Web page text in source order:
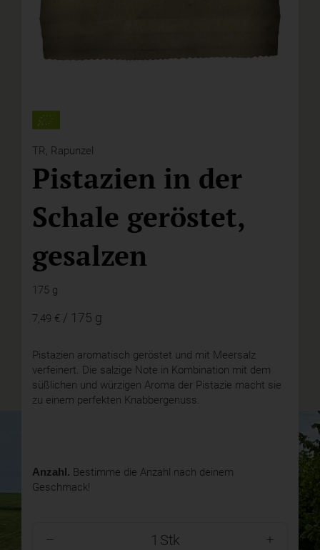
TR, Rapunzel
Pistazien in der
Schale geröstet,
gesalzen
175 g
7,49 € / 175 g
Pistazien aromatisch geröstet und mit Meersalz
verfeinert. Die salzige Note in Kombination mit dem
süßlichen und würzigen Aroma der Pistazie macht sie
zu einem perfekten Knabbergenuss.
Anzahl. Bestimme die Anzahl nach deinem
Geschmack!
Stk